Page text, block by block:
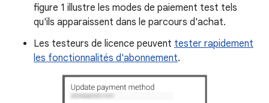
figure 1 illustre les modes de paiement test tels
qu'ils apparaissent dans le parcours d'achat.
Les testeurs de licence peuvent tester rapidement
les fonctionnalités d'abonnement.